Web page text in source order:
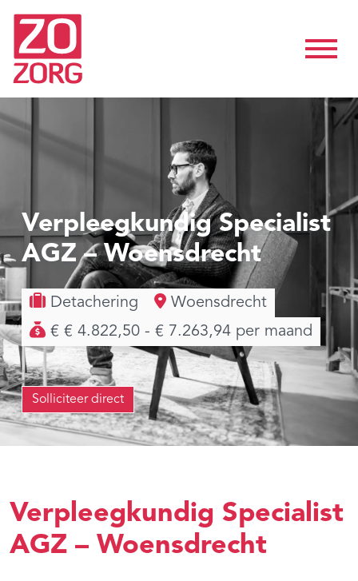
Verpleegkundig Specialist
AGZ – Woensdrecht
Detachering
Woensdrecht
€ € 4.822,50 - € 7.263,94 per maand
Solliciteer direct
Verpleegkundig Specialist
AGZ – Woensdrecht